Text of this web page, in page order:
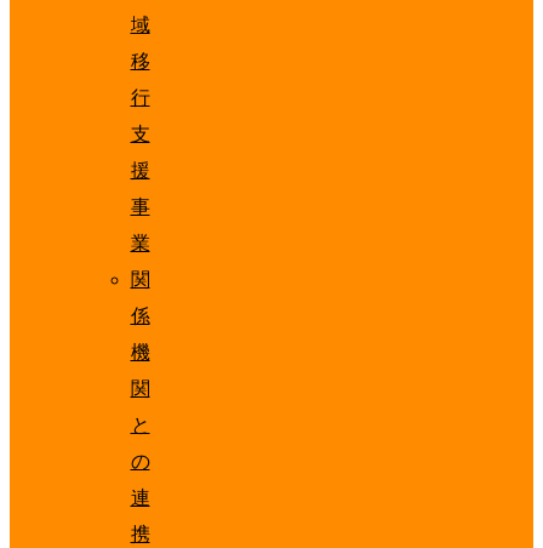
域
移
行
支
援
事
業
関
係
機
関
と
の
連
携